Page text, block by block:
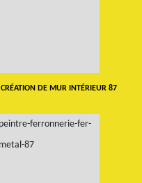
CRÉATION DE MUR INTÉRIEUR 87